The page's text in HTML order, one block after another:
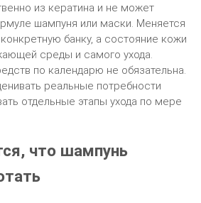
из кератина и не может
шампуня или маски. Меняется
банку, а состояние кожи
среды и самого ухода.
по календарю не обязательна.
реальные потребности
отдельные этапы ухода по мере
что шампунь